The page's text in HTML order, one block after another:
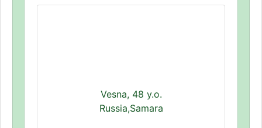
Vesna, 48 y.o.
Russia,Samara